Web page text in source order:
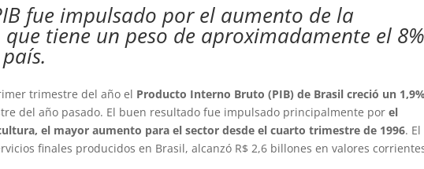
fue impulsado por el aumento de la
tiene un peso de aproximadamente el
trimestre del año el Producto Interno Bruto (PIB) de Brasil creció un
del año pasado. El buen resultado fue impulsado principalmente porel
el mayor aumento para el sector desde el cuarto trimestre de 1996. El
finales producidos en Brasil, alcanzó R$ 2,6 billones en valores